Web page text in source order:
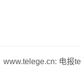
www.telege.cn: 电报